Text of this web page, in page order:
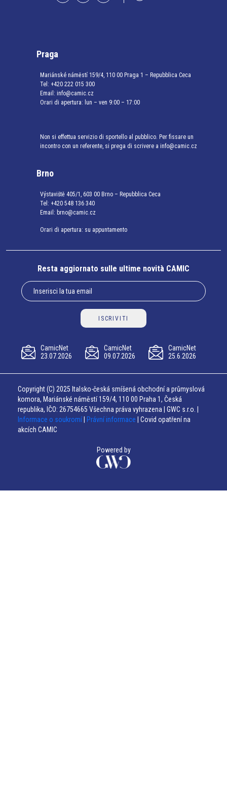
Praga
Mariánské náměstí 159/4, 110 00 Praga 1 – Repubblica Ceca
Tel: +420 222 015 300
Email: info@camic.cz
Orari di apertura: lun – ven 9:00 – 17:00
Non si effettua servizio di sportello al pubblico. Per fissare un
incontro con un referente, si prega di scrivere a info@camic.cz
Brno
Výstaviště 405/1, 603 00 Brno – Repubblica Ceca
Tel: +420 548 136 340
Email: brno@camic.cz
Orari di apertura: su appuntamento
Resta aggiornato sulle ultime novità CAMIC
ISCRIVITI
CamicNet
23.07.2026
CamicNet
09.07.2026
CamicNet
25.6.2026
Copyright (C) 2025 Italsko-česká smíšená obchodní a průmyslová
komora, Mariánské náměstí 159/4, 110 00 Praha 1, Česká
republika, IČO: 26754665 Všechna práva vyhrazena | GWC s.r.o. |
Informace o soukromí
Právní informace | Covid opatření na
akcích CAMIC
Powered by